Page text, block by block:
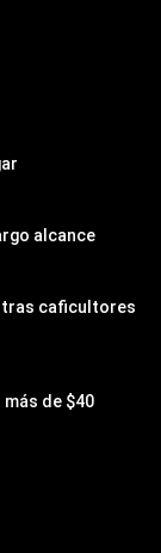
alcance
caficultores
de $40